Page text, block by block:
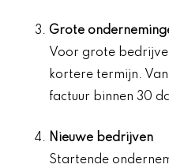
Grote
Voor grote
kortere termijn.
factuur binnen 30
Nieuwe bedrijven
Startende